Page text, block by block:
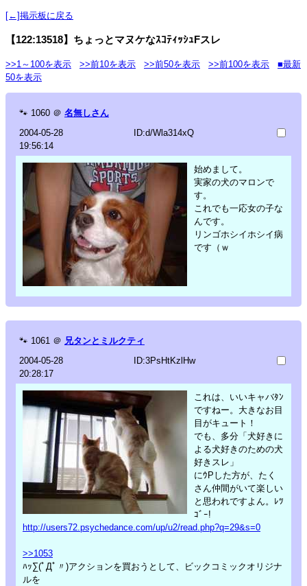
[←]掲示板に戻る
【122:13518】ちょっとマヌケなｽｺﾃｨｯｼｭFスレ
>>1～100を表示 >>前10を表示 >>前50を表示 >>前100を表示
■最新
50を表示
🐾 1060 ＠ 名無しさん
2004-05-28
19:56:14
ID:d/Wla314xQ
始めまして。
実家の犬のマロンで
す。
これでも一応女の子な
んです。
リンゴホシイホシイ病
です（ｗ
🐾 1061 ＠ 兄タンとミルクティ
2004-05-28
20:28:17
ID:3PsHtKzlHw
これは、いいキャバﾀﾝ
ですねー。大きなお目
目がキュート！
でも、多分「犬好きに
よる犬好きのための犬
好きスレ」
にｳPした方が、たく
さん仲間がいて楽しい
と思われですよん。ﾚﾂ
ｺﾞｰ!
http://users72.psychedance.com/up/u2/read.php?q=29&s=0
>>1053
ﾊｯ∑(ﾟДﾟ〃)アクションを買おうとして、ビックコミックオリジナ
ルを